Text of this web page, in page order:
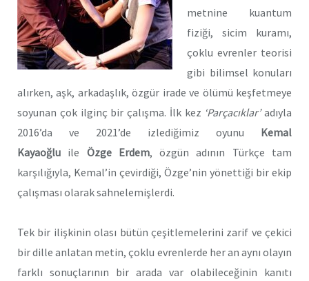
metnine kuantum
fiziği, sicim kuramı,
çoklu evrenler teorisi
gibi bilimsel konuları
alırken, aşk, arkadaşlık, özgür irade ve ölümü keşfetmeye
soyunan çok ilginç bir çalışma. İlk kez ‘Parçacıklar’adıyla
2016’da ve 2021’de izlediğimiz oyunu Kemal
Kayaoğlu ile Özge Erdem, özgün adının Türkçe tam
karşılığıyla, Kemal’in çevirdiği, Özge’nin yönettiği bir ekip
çalışması olarak sahnelemişlerdi.
Tek bir ilişkinin olası bütün çeşitlemelerini zarif ve çekici
bir dille anlatan metin, çoklu evrenlerde her an aynı olayın
farklı sonuçlarının bir arada var olabileceğinin kanıtı